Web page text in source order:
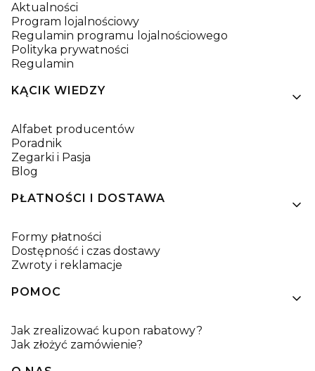
Aktualności
Program lojalnościowy
Regulamin programu lojalnościowego
Polityka prywatności
Regulamin
KĄCIK WIEDZY
Alfabet producentów
Poradnik
Zegarki i Pasja
Blog
PŁATNOŚCI I DOSTAWA
Formy płatności
Dostępność i czas dostawy
Zwroty i reklamacje
POMOC
Jak zrealizować kupon rabatowy?
Jak złożyć zamówienie?